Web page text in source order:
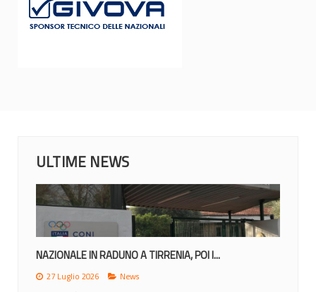
ULTIME NEWS
NAZIONALE IN RADUNO A TIRRENIA, POI I...
27 Luglio 2026 News